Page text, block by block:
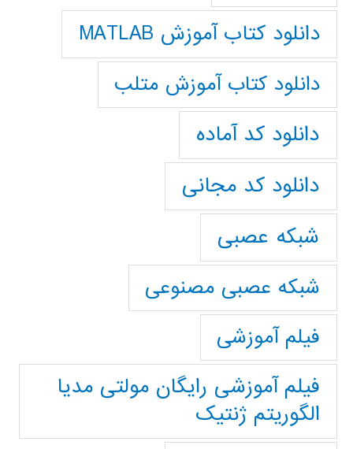
دانلود کتاب آموزش MATLAB
دانلود کتاب آموزش متلب
دانلود کد آماده
دانلود کد مجانی
شبکه عصبی
شبکه عصبی مصنوعی
فیلم آموزشی
فیلم آموزشی رایگان مولتی مدیا
الگوریتم ژنتیک